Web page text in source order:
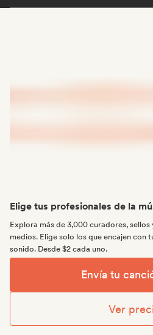
Elige tus profesionales de la
Explora más de 3,000 curadores, sellos
medios. Elige solo los que encajen con
sonido. Desde $2 cada uno.
Envía tu
Ver